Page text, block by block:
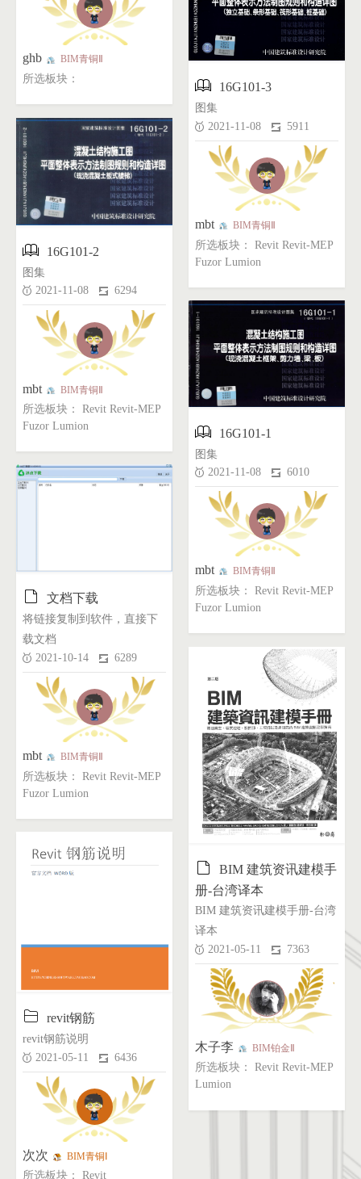
ghb BIM青铜Ⅱ
所选板块：  16G101-3
图集
2021-11-08
5911
mbt BIM青铜Ⅱ
所选板块： Revit Revit-MEP
Fuzor Lumion
 16G101-2
图集
2021-11-08
6294
mbt BIM青铜Ⅱ
所选板块： Revit Revit-MEP
Fuzor Lumion
 16G101-1
图集
2021-11-08
6010
mbt BIM青铜Ⅱ
所选板块： Revit Revit-MEP
Fuzor Lumion
 文档下载
将链接复制到软件，直接下
载文档
2021-10-14
6289
mbt BIM青铜Ⅱ
所选板块： Revit Revit-MEP
Fuzor Lumion

BIM 建筑资讯建模手
册-台湾译本
BIM 建筑资讯建模手册-台湾
译本
2021-05-11
7363
木子李 BIM铂金Ⅱ
所选板块： Revit Revit-MEP
Lumion
 revit钢筋
revit钢筋说明
2021-05-11
6436
次次 BIM青铜Ⅰ
所选板块： Revit